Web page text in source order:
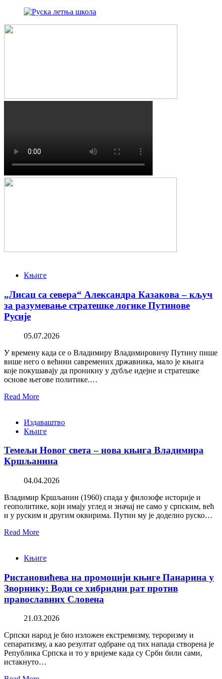
Књиге
„Лисац са севера“ Александра Казакова – кључ
за разумевање стратешке логике Путинове
Русије
05.07.2026
У времену када се о Владимиру Владимировичу Путину пише
више него о већини савремених државника, мало је књига
које покушавају да проникну у дубље идејне и стратешке
основе његове политике.…
Read More
Издаваштво
Књиге
Темељи Новог света – нова књига Владимира
Кршљанина
04.04.2026
Владимир Кршљанин (1960) спада у филозофе историје и
геополитике, који имају углед и значај не само у српским, већ
и у руским и другим оквирима. Путин му је доделио руско…
Read More
Књиге
Ристановићева на промоцији књиге Панарина у
Зворнику: Води се хибридни рат против
православних Словена
21.03.2026
Српски народ је био изложен екстремизму, тероризму и
сепаратизму, а као резултат одбране од тих напада створена је
Република Српска и то у вријеме када су Срби били сами,
истакнуто…